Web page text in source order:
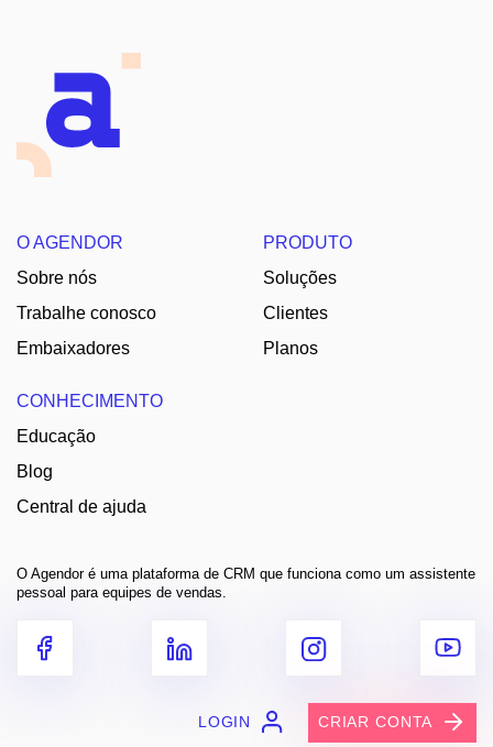
O AGENDOR
Sobre nós
Trabalhe conosco
Embaixadores
PRODUTO
Soluções
Clientes
Planos
CONHECIMENTO
Educação
Blog
Central de ajuda
O Agendor é uma plataforma de CRM que funciona como um assistente
pessoal para equipes de vendas.
LOGIN CRIAR CONTA